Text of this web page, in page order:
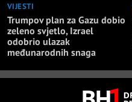
VIJESTI
Trumpov plan za Gazu dobio
zeleno svjetlo, Izrael
odobrio ulazak
međunarodnih snaga